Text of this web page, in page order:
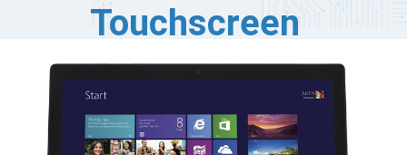
Touchscreen
sich aktuell für ein neues Notebook entscheiden
würde wahrscheinlich zu einem Ultrabook greifen.
sind die Geräte nicht nur schick anzusehen und
leicht, sondern haben, zumindest für die meisten
auch genügend Power unter der Haube.